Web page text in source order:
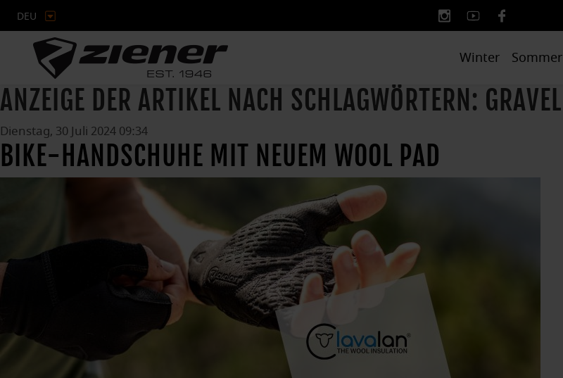
DEU
Winter Sommer
ANZEIGE DER ARTIKEL NACH SCHLAGWÖRTERN: GRAVEL
Dienstag, 30 Juli 2024 09:34
BIKE-HANDSCHUHE MIT NEUEM WOOL PAD